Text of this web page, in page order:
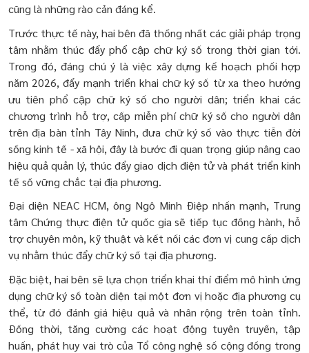
cũng là những rào cản đáng kể.
Trước thực tế này, hai bên đã thống nhất các giải pháp trọng
tâm nhằm thúc đẩy phổ cập chữ ký số trong thời gian tới.
Trong đó, đáng chú ý là việc xây dựng kế hoạch phối hợp
năm 2026,đẩy mạnh triển khai chữ ký số từ xa theo hướng
ưu tiên phổ cập chữ ký số cho người dân; triển khai các
chương trình hỗ trợ, cấp miễn phí chữ ký số cho người dân
trên địa bàn tỉnh Tây Ninh, đưa chữ ký số vào thực tiễn đời
sống kinh tế - xã hội, đây là bước đi quan trọng giúp nâng cao
hiệu quả quản lý, thúc đẩy giao dịch điện tử và phát triển kinh
tế số vững chắc tại địa phương.
Đại diện NEAC HCM, ông Ngô Minh Điệp nhấn mạnh, Trung
tâm Chứng thực điện tử quốc gia sẽ tiếp tục đồng hành, hỗ
trợ chuyên môn, kỹ thuật và kết nối các đơn vị cung cấp dịch
vụ nhằm thúc đẩy chữ ký số tại địa phương.
Đặc biệt, hai bên sẽ lựa chọn triển khai thí điểm mô hình ứng
dụng chữ ký số toàn diện tại một đơn vị hoặc địa phương cụ
thể, từ đó đánh giá hiệu quả và nhân rộng trên toàn tỉnh.
Đồng thời, tăng cường các hoạt động tuyên truyền, tập
huấn, phát huy vai trò của Tổ công nghệ số cộng đồng trong